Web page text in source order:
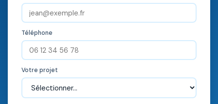
Téléphone
Votre projet